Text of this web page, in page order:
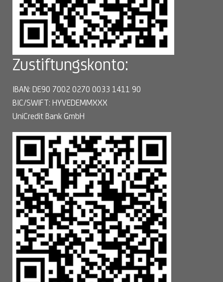
Zustiftungskonto:
IBAN: DE90 7002 0270 0033 1411 90
BIC/SWIFT: HYVEDEMMXXX
UniCredit Bank GmbH